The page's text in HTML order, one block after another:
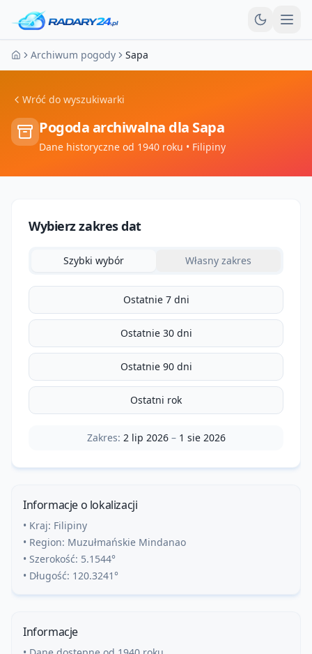
Strona główna
Archiwum pogody Sapa
Wróć do wyszukiwarki
Pogoda archiwalna dla Sapa
Dane historyczne od 1940 roku • Filipiny
Wybierz zakres dat
Szybki wybór Własny zakres
Ostatnie 7 dni
Ostatnie 30 dni
Ostatnie 90 dni
Ostatni rok
Zakres: 2 lip 2026– 1 sie 2026
Informacje o lokalizacji
• Kraj: Filipiny
• Region: Muzułmańskie Mindanao
• Szerokość: 5.1544°
• Długość: 120.3241°
Informacje